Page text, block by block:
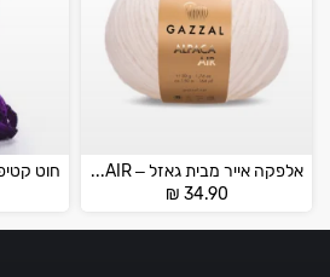
אלפקה אייר מבית גאזל – GAZZAL ALPACA AIR
₪ 34.90